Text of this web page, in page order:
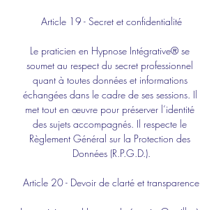
Article 19 - Secret et confidentialité
Le praticien en Hypnose Intégrative® se
soumet au respect du secret professionnel
quant à toutes données et informations
échangées dans le cadre de ses sessions. Il
met tout en œuvre pour préserver l’identité
des sujets accompagnés. Il respecte le
Règlement Général sur la Protection des
Données (R.P.G.D.).
Article 20 - Devoir de clarté et transparence